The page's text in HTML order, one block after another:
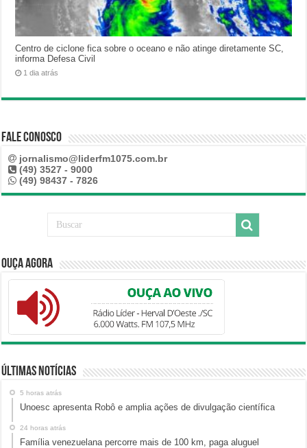
Centro de ciclone fica sobre o oceano e não atinge diretamente SC,
informa Defesa Civil
1 dia atrás
Fale Conosco
jornalismo@liderfm1075.com.br
(49) 3527 - 9000
(49) 98437 - 7826
Ouça Agora
Últimas Notícias
5 horas atrás
Unoesc apresenta Robô e amplia ações de divulgação científica
24 horas atrás
Família venezuelana percorre mais de 100 km, paga aluguel